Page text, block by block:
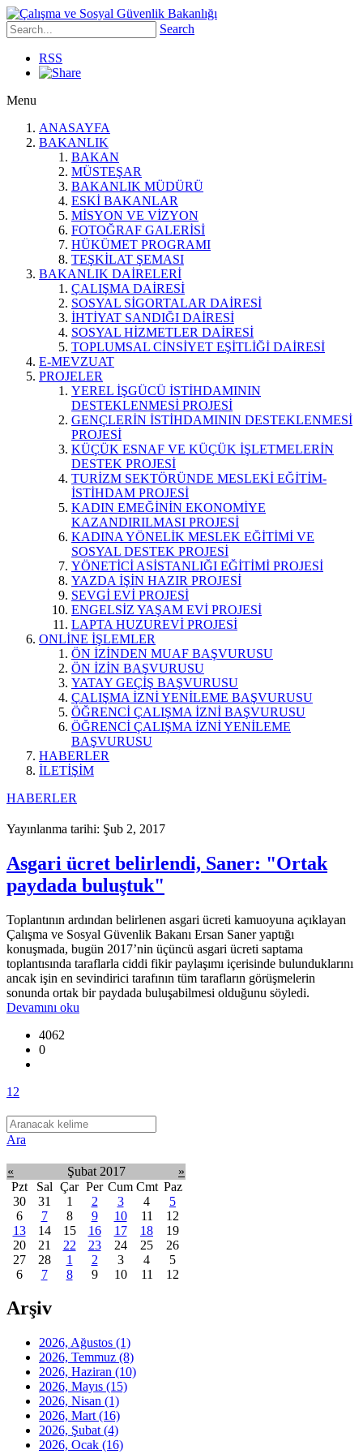
Search
RSS
Menu
ANASAYFA
BAKANLIK
BAKAN
MÜSTEŞAR
BAKANLIK MÜDÜRÜ
ESKİ BAKANLAR
MİSYON VE VİZYON
FOTOĞRAF GALERİSİ
HÜKÜMET PROGRAMI
TEŞKİLAT ŞEMASI
BAKANLIK DAİRELERİ
ÇALIŞMA DAİRESİ
SOSYAL SİGORTALAR DAİRESİ
İHTİYAT SANDIĞI DAİRESİ
SOSYAL HİZMETLER DAİRESİ
TOPLUMSAL CİNSİYET EŞİTLİĞİ DAİRESİ
E-MEVZUAT
PROJELER
YEREL İŞGÜCÜ İSTİHDAMININ
DESTEKLENMESİ PROJESİ
GENÇLERİN İSTİHDAMININ DESTEKLENMESİ
PROJESİ
KÜÇÜK ESNAF VE KÜÇÜK İŞLETMELERİN
DESTEK PROJESİ
TURİZM SEKTÖRÜNDE MESLEKİ EĞİTİM-
İSTİHDAM PROJESİ
KADIN EMEĞİNİN EKONOMİYE
KAZANDIRILMASI PROJESİ
KADINA YÖNELİK MESLEK EĞİTİMİ VE
SOSYAL DESTEK PROJESİ
YÖNETİCİ ASİSTANLIĞI EĞİTİMİ PROJESİ
YAZDA İŞİN HAZIR PROJESİ
SEVGİ EVİ PROJESİ
ENGELSİZ YAŞAM EVİ PROJESİ
LAPTA HUZUREVİ PROJESİ
ONLİNE İŞLEMLER
ÖN İZİNDEN MUAF BAŞVURUSU
ÖN İZİN BAŞVURUSU
YATAY GEÇİŞ BAŞVURUSU
ÇALIŞMA İZNİ YENİLEME BAŞVURUSU
ÖĞRENCİ ÇALIŞMA İZNİ BAŞVURUSU
ÖĞRENCİ ÇALIŞMA İZNİ YENİLEME
BAŞVURUSU
HABERLER
İLETİŞİM
HABERLER
Yayınlanma tarihi: Şub 2, 2017
Asgari ücret belirlendi, Saner: "Ortak
paydada buluştuk"
Toplantının ardından belirlenen asgari ücreti kamuoyuna açıklayan
Çalışma ve Sosyal Güvenlik Bakanı Ersan Saner yaptığı
konuşmada, bugün 2017’nin üçüncü asgari ücreti saptama
toplantısında taraflarla ciddi fikir paylaşımı içerisinde bulunduklarını
ancak işin en sevindirici tarafının tüm tarafların görüşmelerin
sonunda ortak bir paydada buluşabilmesi olduğunu söyledi.
Devamını oku
4062
0
1 2
Ara
« Şubat 2017
»
Pzt
Sal Çar Per Cum Cmt Paz
30
31 1 2 3 4
5
6
7 8 9 10 11
12
13
14 15 16 17 18
19
20
21 22 23 24 25
26
27
28 1 2 3 4
5
6
7 8 9 10 11 12
Arşiv
2026, Ağustos (1)
2026, Temmuz (8)
2026, Haziran (10)
2026, Mayıs (15)
2026, Nisan (1)
2026, Mart (16)
2026, Şubat (4)
2026, Ocak (16)